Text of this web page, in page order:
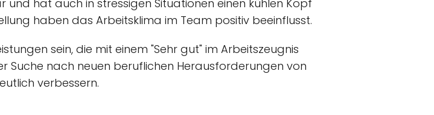
hat auch in stressigen Situationen einen kühlen Kopf
haben das Arbeitsklima im Team positiv beeinflusst.
sein, die mit einem "Sehr gut" im Arbeitszeugnis
Suche nach neuen beruflichen Herausforderungen von
verbessern.